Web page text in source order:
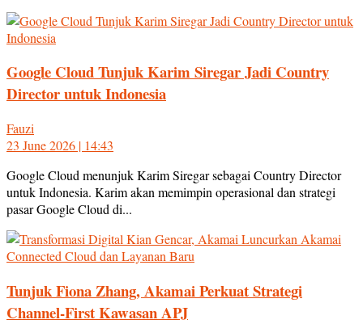
Google Cloud Tunjuk Karim Siregar Jadi Country
Director untuk Indonesia
Fauzi
23 June 2026 | 14:43
Google Cloud menunjuk Karim Siregar sebagai Country Director
untuk Indonesia. Karim akan memimpin operasional dan strategi
pasar Google Cloud di...
Tunjuk Fiona Zhang, Akamai Perkuat Strategi
Channel-First Kawasan APJ